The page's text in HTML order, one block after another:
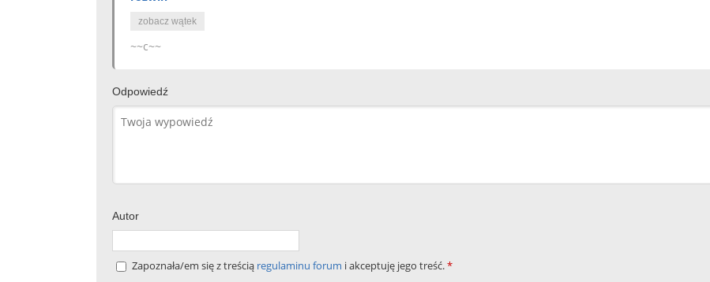
zobacz wątek
~~c~~
Odpowiedź
Autor
Zapoznała/em się z treścią regulaminu forum i akceptuję jego treść.*